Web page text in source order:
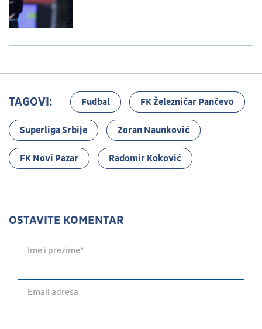
TAGOVI: Fudbal FK Železničar Pančevo
Superliga Srbije Zoran Naunković
FK Novi Pazar Radomir Koković
OSTAVITE KOMENTAR